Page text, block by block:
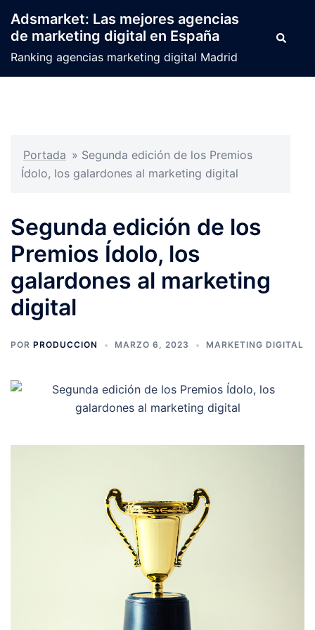
contenido
Adsmarket: Las mejores agencias
de marketing digital en España
Ranking agencias marketing digital Madrid
Buscar
Portada » Segunda edición de los Premios
Ídolo, los galardones al marketing digital
Segunda edición de los
Premios Ídolo, los
galardones al marketing
digital
POR PRODUCCION MARZO 6, 2023 MARKETING DIGITAL